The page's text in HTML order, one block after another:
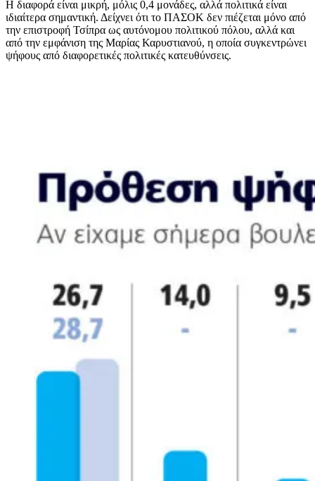
Η διαφορά είναι μικρή, μόλις 0,4 μονάδες, αλλά πολιτικά είναι
ιδιαίτερα σημαντική. Δείχνει ότι το ΠΑΣΟΚ δεν πιέζεται μόνο από
την επιστροφή Τσίπρα ως αυτόνομου πολιτικού πόλου, αλλά και
από την εμφάνιση της Μαρίας Καρυστιανού, η οποία συγκεντρώνει
ψήφους από διαφορετικές πολιτικές κατευθύνσεις.